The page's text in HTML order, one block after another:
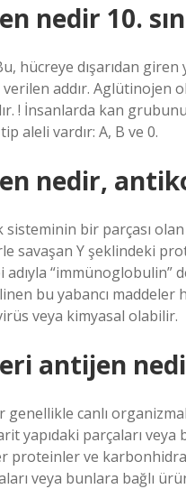
nedir 10.
hücreye dışarıdan giren
verilen addır. Aglütinojen
! İnsanlarda kan
aleli vardır: A, B ve 0.
nedir,
sisteminin bir parçası
savaşan Y şeklindeki
adıyla “immünoglobulin”
bu yabancı maddeler
veya kimyasal olabilir.
antijen
genellikle canlı
yapıdaki parçaları veya
proteinler ve
veya bunlara bağlı